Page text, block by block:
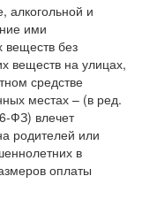
алкогольной и
ими
веществ без
веществ на улицах,
средстве
местах – (в ред.
ФЗ) влечет
родителей или
в
оплаты